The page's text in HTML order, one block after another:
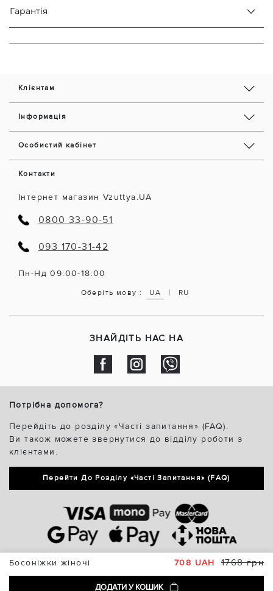
Босоніжки жіночі 708 UAH 1768 грн
ДОДАТИ У КОШИК
Гарантія
Клієнтам
Інформація
Особистий кабінет
Контакти
Інтернет магазин Vzuttya.UA
0800 33-90-51
093 170-31-42
Пн-Нд 09:00-18:00
Оберіть мову : UA | RU
ЗНАЙДІТЬ НАС НА
Потрібна допомога?
Перейдіть до розділу «Часті запитання» (FAQ).
Ви також можете звернутися до відділу роботи з
клієнтами.
Перейти До Розділу «Часті Запитання» (FAQ)